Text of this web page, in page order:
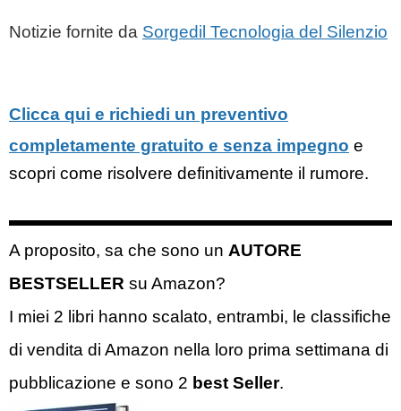
Notizie fornite da Sorgedil Tecnologia del Silenzio
Clicca qui e richiedi un preventivo
completamente gratuito e senza impegno e
scopri come risolvere definitivamente il rumore.
A proposito, sa che sono un AUTORE
BESTSELLER su Amazon?
I miei 2 libri hanno scalato, entrambi, le classifiche
di vendita di Amazon nella loro prima settimana di
pubblicazione e sono 2 best Seller.